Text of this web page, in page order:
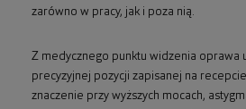
zarówno w pracy, jak i poza nią.
Z medycznego punktu widzenia oprawa
precyzyjnej pozycji zapisanej na
znaczenie przy wyższych mocach,